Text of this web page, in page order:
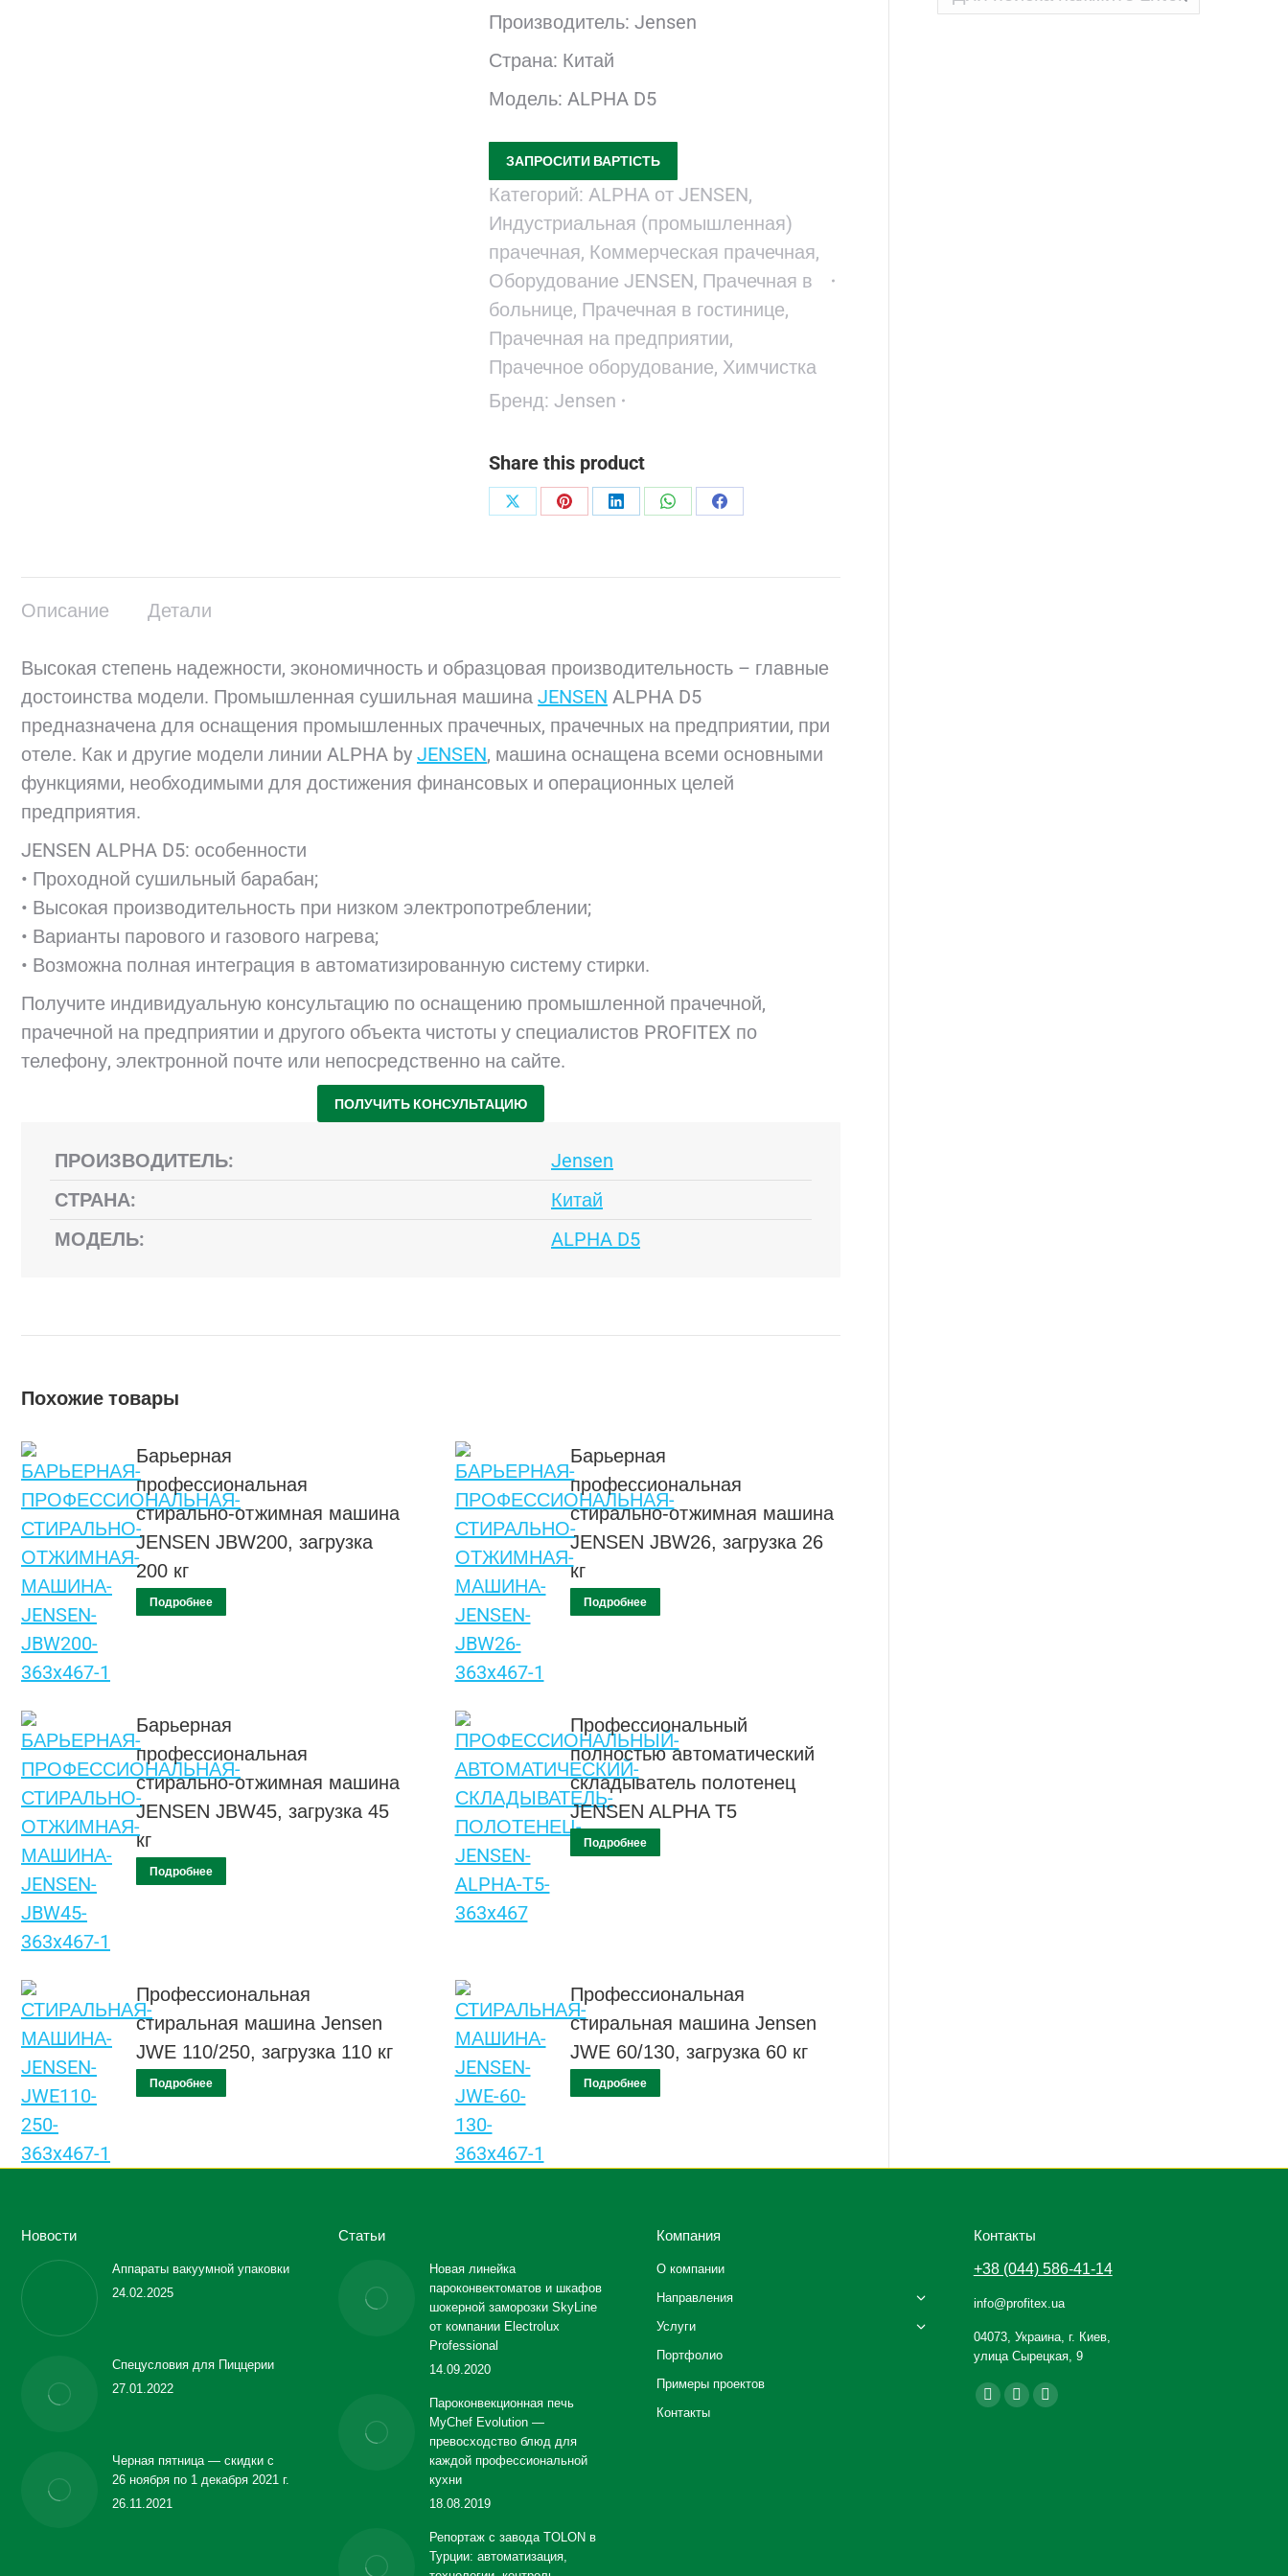
Производитель: Jensen
Страна: Китай
Модель: ALPHA D5
ЗАПРОСИТИ ВАРТІСТЬ
Категорий: ALPHA от JENSEN,
Индустриальная (промышленная)
прачечная, Коммерческая прачечная,
Оборудование JENSEN, Прачечная в
больнице, Прачечная в гостинице,
Прачечная на предприятии,
Прачечное оборудование, Химчистка
Бренд: Jensen
Share this product
ПоделитьсяПоделитьсяПоделитьсяПоделитьсяПоделиться
Описание Детали
Высокая степень надежности, экономичность и образцовая производительность – главные
достоинства модели. Промышленная сушильная машина JENSEN ALPHA D5
предназначена для оснащения промышленных прачечных, прачечных на предприятии, при
отеле. Как и другие модели линии ALPHA by JENSEN, машина оснащена всеми основными
функциями, необходимыми для достижения финансовых и операционных целей
предприятия.
JENSEN ALPHA D5: особенности
• Проходной сушильный барабан;
• Высокая производительность при низком электропотреблении;
• Варианты парового и газового нагрева;
• Возможна полная интеграция в автоматизированную систему стирки.
Получите индивидуальную консультацию по оснащению промышленной прачечной,
прачечной на предприятии и другого объекта чистоты у специалистов PROFITEX по
телефону, электронной почте или непосредственно на сайте.
ПОЛУЧИТЬ КОНСУЛЬТАЦИЮ
ПРОИЗВОДИТЕЛЬ:
Jensen
СТРАНА:
Китай
МОДЕЛЬ:
ALPHA D5
Похожие товары
Барьерная
профессиональная
стирально-отжимная машина
JENSEN JBW200, загрузка
200 кг
Подробнее
Барьерная
профессиональная
стирально-отжимная машина
JENSEN JBW26, загрузка 26
кг
Подробнее
Барьерная
профессиональная
стирально-отжимная машина
JENSEN JBW45, загрузка 45
кг
Подробнее
Профессиональный
полностью автоматический
складыватель полотенец
JENSEN ALPHA T5
Подробнее
Профессиональная
стиральная машина Jensen
JWE 110/250, загрузка 110 кг
Подробнее
Профессиональная
стиральная машина Jensen
JWE 60/130, загрузка 60 кг
Подробнее
Новости
Аппараты вакуумной упаковки
24.02.2025
Спецусловия для Пиццерии
27.01.2022
Черная пятница — скидки с
26 ноября по 1 декабря 2021 г.
26.11.2021
Статьи
Новая линейка
пароконвектоматов и шкафов
шокерной заморозки SkyLine
от компании Electrolux
Professional
14.09.2020
Пароконвекционная печь
MyChef Evolution —
превосходство блюд для
каждой профессиональной
кухни
18.08.2019
Репортаж с завода TOLON в
Турции: автоматизация,
Компания
О компании
Направления
Услуги
Портфолио
Примеры проектов
Контакты
Контакты
+38 (044) 586-41-14
info@profitex.ua
04073, Украина, г. Киев,
улица Сырецкая, 9
Ищите нас:
Facebook
YouTubeInstagram